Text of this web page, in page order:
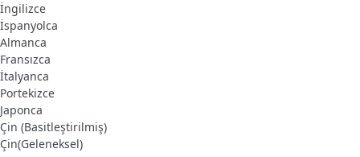
İngilizce
İspanyolca
Almanca
Fransızca
İtalyanca
Portekizce
Japonca
Çin (Basitleştirilmiş)
Çin(Geleneksel)